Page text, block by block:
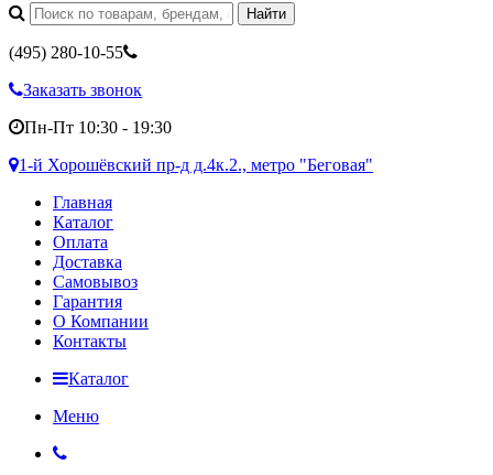
(495) 280-10-55
Заказать звонок
Пн-Пт 10:30 - 19:30
1-й Хорошёвский пр-д д.4к.2., метро "Беговая"
Главная
Каталог
Оплата
Доставка
Самовывоз
Гарантия
О Компании
Контакты
Каталог
Меню